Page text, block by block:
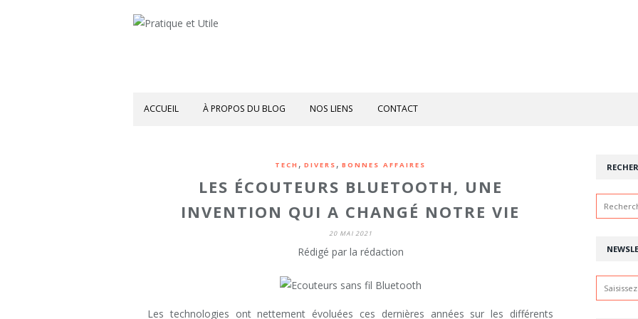
ACCUEIL À PROPOS DU BLOG NOS LIENS CONTACT
TECH , DIVERS , BONNES AFFAIRES
LES ÉCOUTEURS BLUETOOTH, UNE
INVENTION QUI A CHANGÉ NOTRE VIE
20 MAI 2021
Rédigé par la rédaction
Les technologies ont nettement évoluées ces dernières années sur les différents